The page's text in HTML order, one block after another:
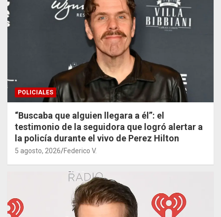
POLICIALES
“Buscaba que alguien llegara a él”: el
testimonio de la seguidora que logró alertar a
la policía durante el vivo de Perez Hilton
5 agosto, 2026 Federico V.